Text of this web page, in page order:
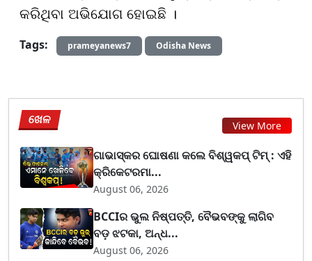
କରିଥିବା ଅଭିଯୋଗ ହୋଇଛି ।
Tags:
prameyanews7 Odisha News
ଖେଳ View More
ଗାଭାସ୍କର ଘୋଷଣା କଲେ ବିଶ୍ୱକପ୍ ଟିମ୍ : ଏହି
କ୍ରିକେଟରମା...
August 06, 2026
BCCIର ଭୁଲ ନିଷ୍ପତ୍ତି, ବୈଭବଙ୍କୁ ଲାଗିବ
ବଡ଼ ଝଟକା, ଅନ୍ଧ...
August 06, 2026